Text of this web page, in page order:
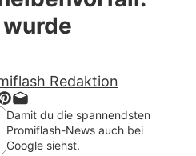
auf Promiflash
Richtlinien
Redaktion
Damit du die spannendsten
Promiflash-News auch bei
Google siehst.